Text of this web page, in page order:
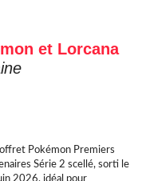
et Lorcana